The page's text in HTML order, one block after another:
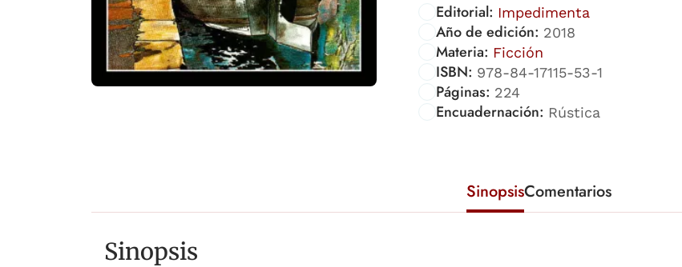
Editorial: Impedimenta
Año de edición: 2018
Materia: Ficción
ISBN: 978-84-17115-53-1
Páginas: 224
Encuadernación: Rústica
SinopsisComentarios
Sinopsis